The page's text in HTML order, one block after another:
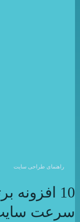
راهنمای طراحی سایت
10
سرعت